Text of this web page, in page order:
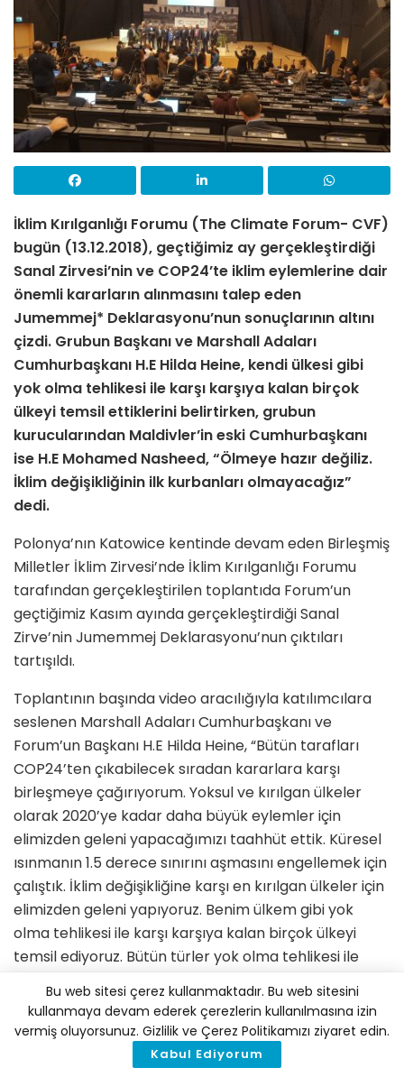
İklim Kırılganlığı Forumu (The Climate Forum- CVF)
bugün (13.12.2018), geçtiğimiz ay gerçekleştirdiği
Sanal Zirvesi’nin ve COP24’te iklim eylemlerine dair
önemli kararların alınmasını talep eden
Jumemmej* Deklarasyonu’nun sonuçlarının altını
çizdi. Grubun Başkanı ve Marshall Adaları
Cumhurbaşkanı H.E Hilda Heine, kendi ülkesi gibi
yok olma tehlikesi ile karşı karşıya kalan birçok
ülkeyi temsil ettiklerini belirtirken, grubun
kurucularından Maldivler’in eski Cumhurbaşkanı
ise H.E Mohamed Nasheed, “Ölmeye hazır değiliz.
İklim değişikliğinin ilk kurbanları olmayacağız”
dedi.
Polonya’nın Katowice kentinde devam eden Birleşmiş
Milletler İklim Zirvesi’nde İklim Kırılganlığı Forumu
tarafından gerçekleştirilen toplantıda Forum’un
geçtiğimiz Kasım ayında gerçekleştirdiği Sanal
Zirve’nin Jumemmej Deklarasyonu’nun çıktıları
tartışıldı.
Toplantının başında video aracılığıyla katılımcılara
seslenen Marshall Adaları Cumhurbaşkanı ve
Forum’un Başkanı H.E Hilda Heine, “Bütün tarafları
COP24’ten çıkabilecek sıradan kararlara karşı
birleşmeye çağırıyorum. Yoksul ve kırılgan ülkeler
olarak 2020’ye kadar daha büyük eylemler için
elimizden geleni yapacağımızı taahhüt ettik. Küresel
ısınmanın 1.5 derece sınırını aşmasını engellemek için
çalıştık. İklim değişikliğine karşı en kırılgan ülkeler için
elimizden geleni yapıyoruz. Benim ülkem gibi yok
olma tehlikesi ile karşı karşıya kalan birçok ülkeyi
temsil ediyoruz. Bütün türler yok olma tehlikesi ile
Maldivler’in eski Cumhurbaşkanı CVF’nin kurucuların
H.E Mohamed Nasheed ise yaptığı konuşmada
“Ölmeye hazır değiliz. İklim değişikliğinin ilk kurbanları
Bu web sitesi çerez kullanmaktadır. Bu web sitesini
kullanmaya devam ederek çerezlerin kullanılmasına izin
vermiş oluyorsunuz. Gizlilik ve Çerez Politikamızı ziyaret edin.
Kabul Ediyorum